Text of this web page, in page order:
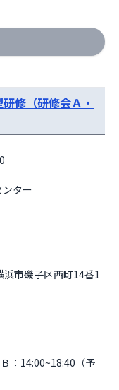
修（研修会Ａ・
市磯子区西町14番1
：14:00~18:40（予